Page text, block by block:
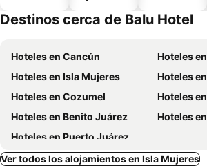
Destinos cerca de Balu Hotel
Hoteles en Cancún
Hoteles
Hoteles en Isla Mujeres
Hoteles
Hoteles en Cozumel
Hoteles
Hoteles en Benito Juárez
Hoteles
Hoteles en Puerto Juárez
Ver todos los alojamientos en Isla Mujeres